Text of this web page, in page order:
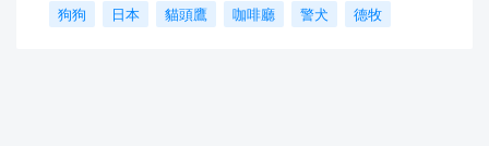
狗狗
日本 貓頭鷹 咖啡廳 警犬 德牧